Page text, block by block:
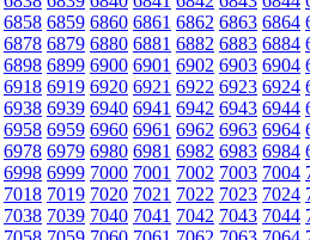
6858 6859 6860 6861 6862 6863 6864
6878 6879 6880 6881 6882 6883 6884
6898 6899 6900 6901 6902 6903 6904
6918 6919 6920 6921 6922 6923 6924
6938 6939 6940 6941 6942 6943 6944
6958 6959 6960 6961 6962 6963 6964
6978 6979 6980 6981 6982 6983 6984
6998 6999 7000 7001 7002 7003 7004
7018 7019 7020 7021 7022 7023 7024
7038 7039 7040 7041 7042 7043 7044